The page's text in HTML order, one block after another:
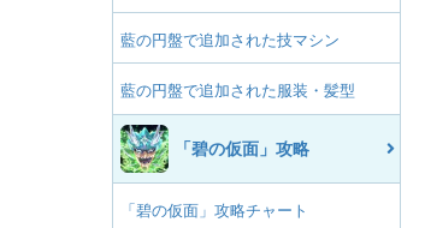
藍の円盤で追加された技マシン
藍の円盤で追加された服装・髪型
「碧の仮面」攻略
「碧の仮面」攻略チャート